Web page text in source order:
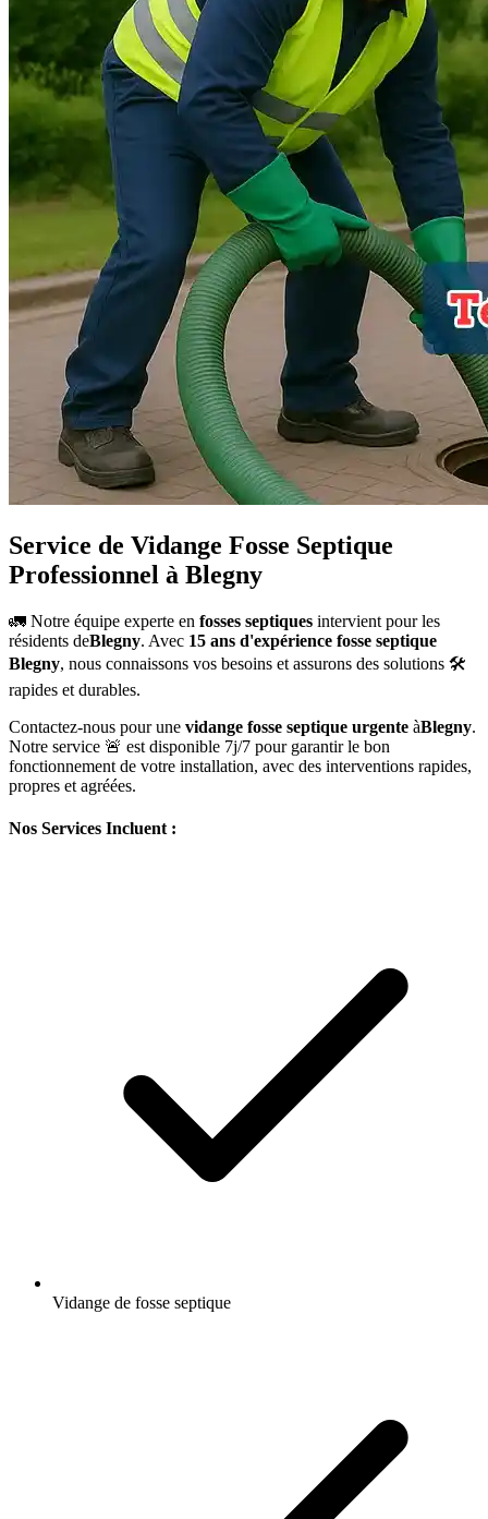
Service de Vidange Fosse Septique
Professionnel à Blegny
🚛 Notre équipe experte en fosses septiques intervient pour les
résidents deBlegny. Avec 15 ans d'expérience fosse septique
Blegny, nous connaissons vos besoins et assurons des solutions 🛠️
rapides et durables.
Contactez-nous pour une vidange fosse septique urgente àBlegny.
Notre service 🚨 est disponible 7j/7 pour garantir le bon
fonctionnement de votre installation, avec des interventions rapides,
propres et agréées.
Nos Services Incluent :
Vidange de fosse septique